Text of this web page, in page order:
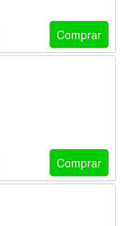
Comprar
Comprar